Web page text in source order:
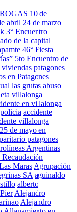
10 de
abril 24 de marzo
3° Encuentro
de la capital
46° Fiesta
5to Encuentro de
viviendas patagones
en Patagones
las grutas abuso
villalonga
en villalonga
accidente
villalonga
de mayo en
patagones
Argentinas
Maras Agrupación
SA aguinaldo
alberto
Alejandro
Alejandro